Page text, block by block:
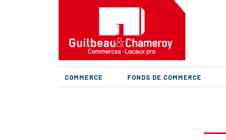
COMMERCE FONDS DE COMMERCE